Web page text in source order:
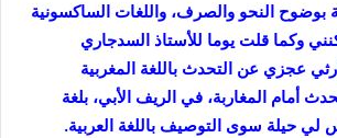
بوضوح النحو والصرف، واللغات الساكسونية
وكما قلت يوما للأستاذ السدجاري
عجزي عن التحدث باللغة المغربية
أمام المغاربة، في الريف الأبي، بلغة
لي حيلة سوى التوصيف باللغة العربية.